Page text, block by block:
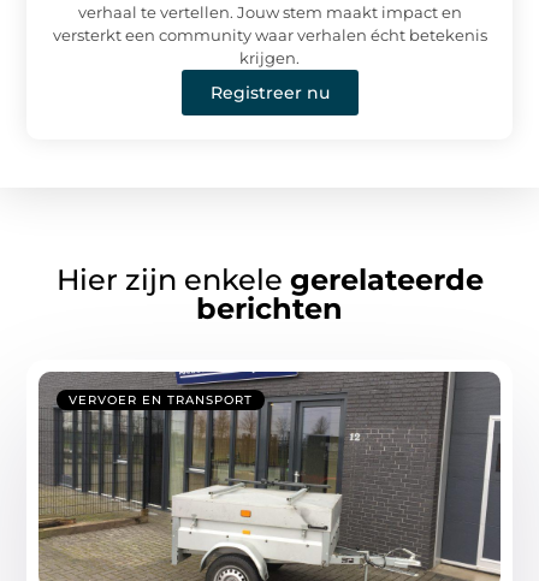
verhaal te vertellen. Jouw stem maakt impact en
versterkt een community waar verhalen écht betekenis
krijgen.
Registreer nu
Hier zijn enkele gerelateerde
berichten
VERVOER EN TRANSPORT